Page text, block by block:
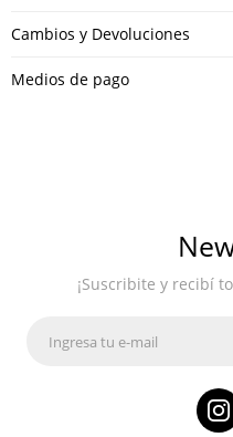
Cambios y Devoluciones
Medios de pago
¡Suscribite y recibí
